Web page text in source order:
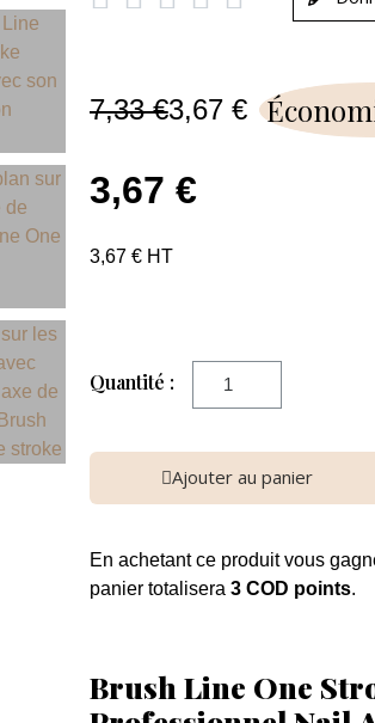
7,33 €3,67 €
3,67 €
3,67 € HT
Quantité :
Ajouter au panier
En achetant ce produit vous
panier totalisera 3 COD points.
Brush Line One